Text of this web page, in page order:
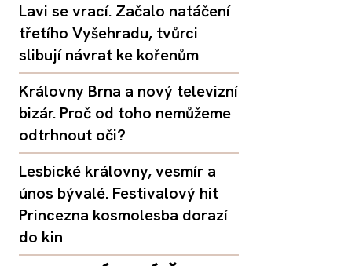
Lavi se vrací. Začalo natáčení
třetího Vyšehradu, tvůrci
slibují návrat ke kořenům
Královny Brna a nový televizní
bizár. Proč od toho nemůžeme
odtrhnout oči?
Lesbické královny, vesmír a
únos bývalé. Festivalový hit
Princezna kosmolesba dorazí
do kin